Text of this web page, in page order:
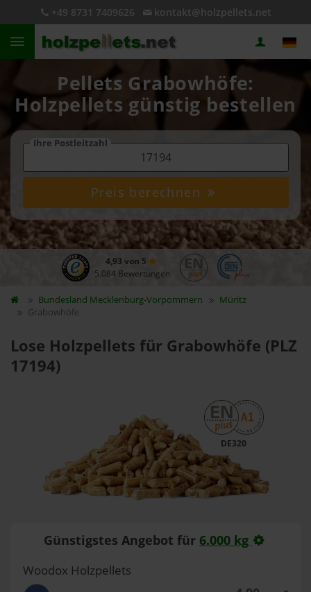
+49 8731 7409626 kontakt@holzpellets.net
Pellets Grabowhöfe:
Holzpellets günstig bestellen
Ihre Postleitzahl
Preis berechnen
4,93 von 5
5.084 Bewertungen
Bundesland Mecklenburg-Vorpommern
Müritz
Grabowhöfe
Lose Holzpellets für Grabowhöfe (PLZ
17194)
DE320
Günstigstes Angebot für 6.000 kg
Woodox Holzpellets